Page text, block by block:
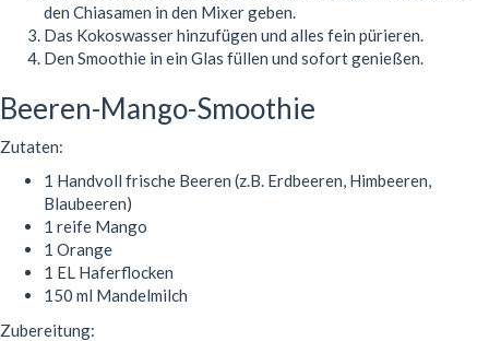
den Chiasamen in den Mixer geben.
Das Kokoswasser hinzufügen und alles fein pürieren.
Den Smoothie in ein Glas füllen und sofort genießen.
Beeren-Mango-Smoothie
Zutaten:
1 Handvoll frische Beeren (z.B. Erdbeeren, Himbeeren,
Blaubeeren)
1 reife Mango
1 Orange
1 EL Haferflocken
150 ml Mandelmilch
Zubereitung: